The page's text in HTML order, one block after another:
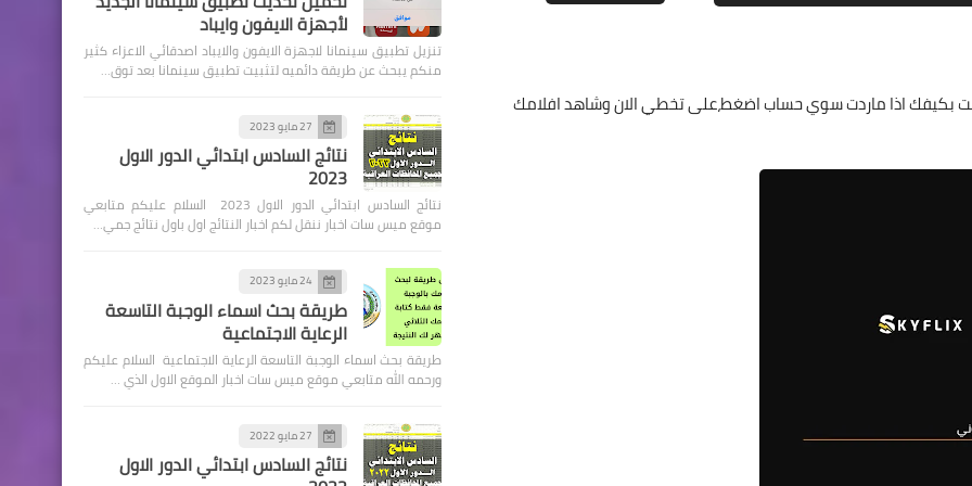
بكيفك اذا ماردت سوي حساب اضغط،على تخطي الان وشاهد افلامك
لأجهزة الايفون وايباد
تنزيل تطبيق سينمانا لاجهزة الايفون والايباد اصدقائي الاعزاء كثير
منكم يبحث عن طريقة دائميه لتثبيت تطبيق سينمانا بعد توق…
27 مايو 2023
نتائج السادس ابتدائي الدور الاول
2023
نتائج السادس ابتدائي الدور الاول 2023 السلام عليكم متابعي
موقع ميس سات اخبار ننقل لكم اخبار النتائج اول باول نتائج جمي…
24 مايو 2023
طريقة بحث اسماء الوجبة التاسعة
الرعاية الاجتماعية
طريقة بحث اسماء الوجبة التاسعة الرعاية الاجتماعية السلام عليكم
ورحمه الله متابعي موقع ميس سات اخبار الموقع الاول الذي …
27 مايو 2022
نتائج السادس ابتدائي الدور الاول
11 أغسطس 2022
اسماء االرعاية الاجتماعية
اطلاق الوجبة الثامنة للرعاية
الاجتماعية
اسماء االرعاية الاجتماعية
رواتب المتوقفة سبب سيارة